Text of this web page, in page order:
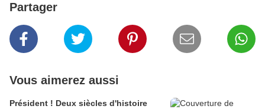
Partager
Vous aimerez aussi
Président ! Deux siècles d'histoire